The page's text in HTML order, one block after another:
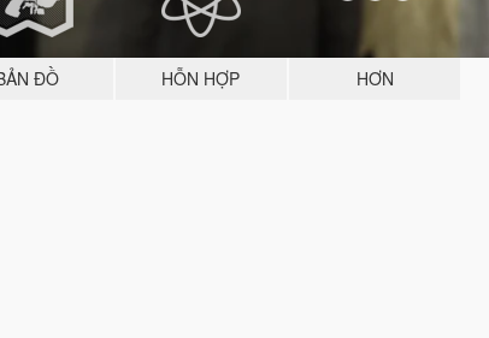
ĐỒ HỖN HỢP HƠN